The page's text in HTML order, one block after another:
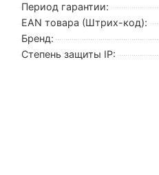
Период гарантии:
EAN товара (Штрих-код):
Бренд:
Степень защиты IP: